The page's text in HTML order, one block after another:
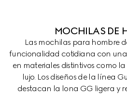
MOCHILAS DE
Las mochilas para hombre
funcionalidad cotidiana con
en materiales distintivos como
lujo. Los diseños de la línea
destacan la lona GG ligera y